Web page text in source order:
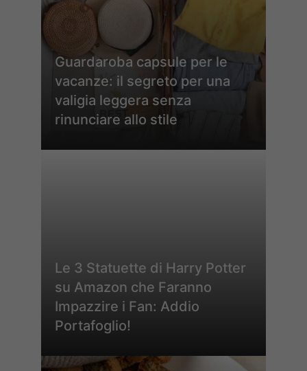
Guardaroba capsule per le
vacanze: il segreto per una
valigia leggera senza
rinunciare allo stile
Le 3 Statuette di Harry Potter
su Amazon che Faranno
Impazzire i Fan: Addio
Portafoglio!